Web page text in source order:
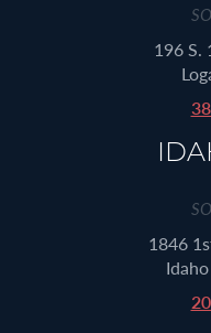
196 S.
1846